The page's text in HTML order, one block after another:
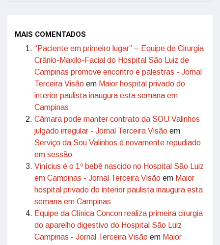
MAIS COMENTADOS
“Paciente em primeiro lugar” – Equipe de Cirurgia
Crânio-Maxilo-Facial do Hospital São Luiz de
Campinas promove encontro e palestras - Jornal
Terceira Visão em Maior hospital privado do
interior paulista inaugura esta semana em
Campinas
Câmara pode manter contrato da SOU Valinhos
julgado irregular - Jornal Terceira Visão em
Serviço da Sou Valinhos é novamente repudiado
em sessão
Vinícius é o 1º bebê nascido no Hospital São Luiz
em Campinas - Jornal Terceira Visão em Maior
hospital privado do interior paulista inaugura esta
semana em Campinas
Equipe da Clínica Concon realiza primeira cirurgia
do aparelho digestivo do Hospital São Luiz
Campinas - Jornal Terceira Visão em Maior